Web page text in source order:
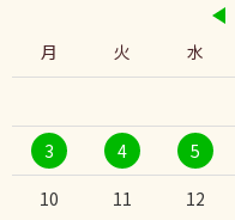
月
火 水
3 4 5
10 11 12